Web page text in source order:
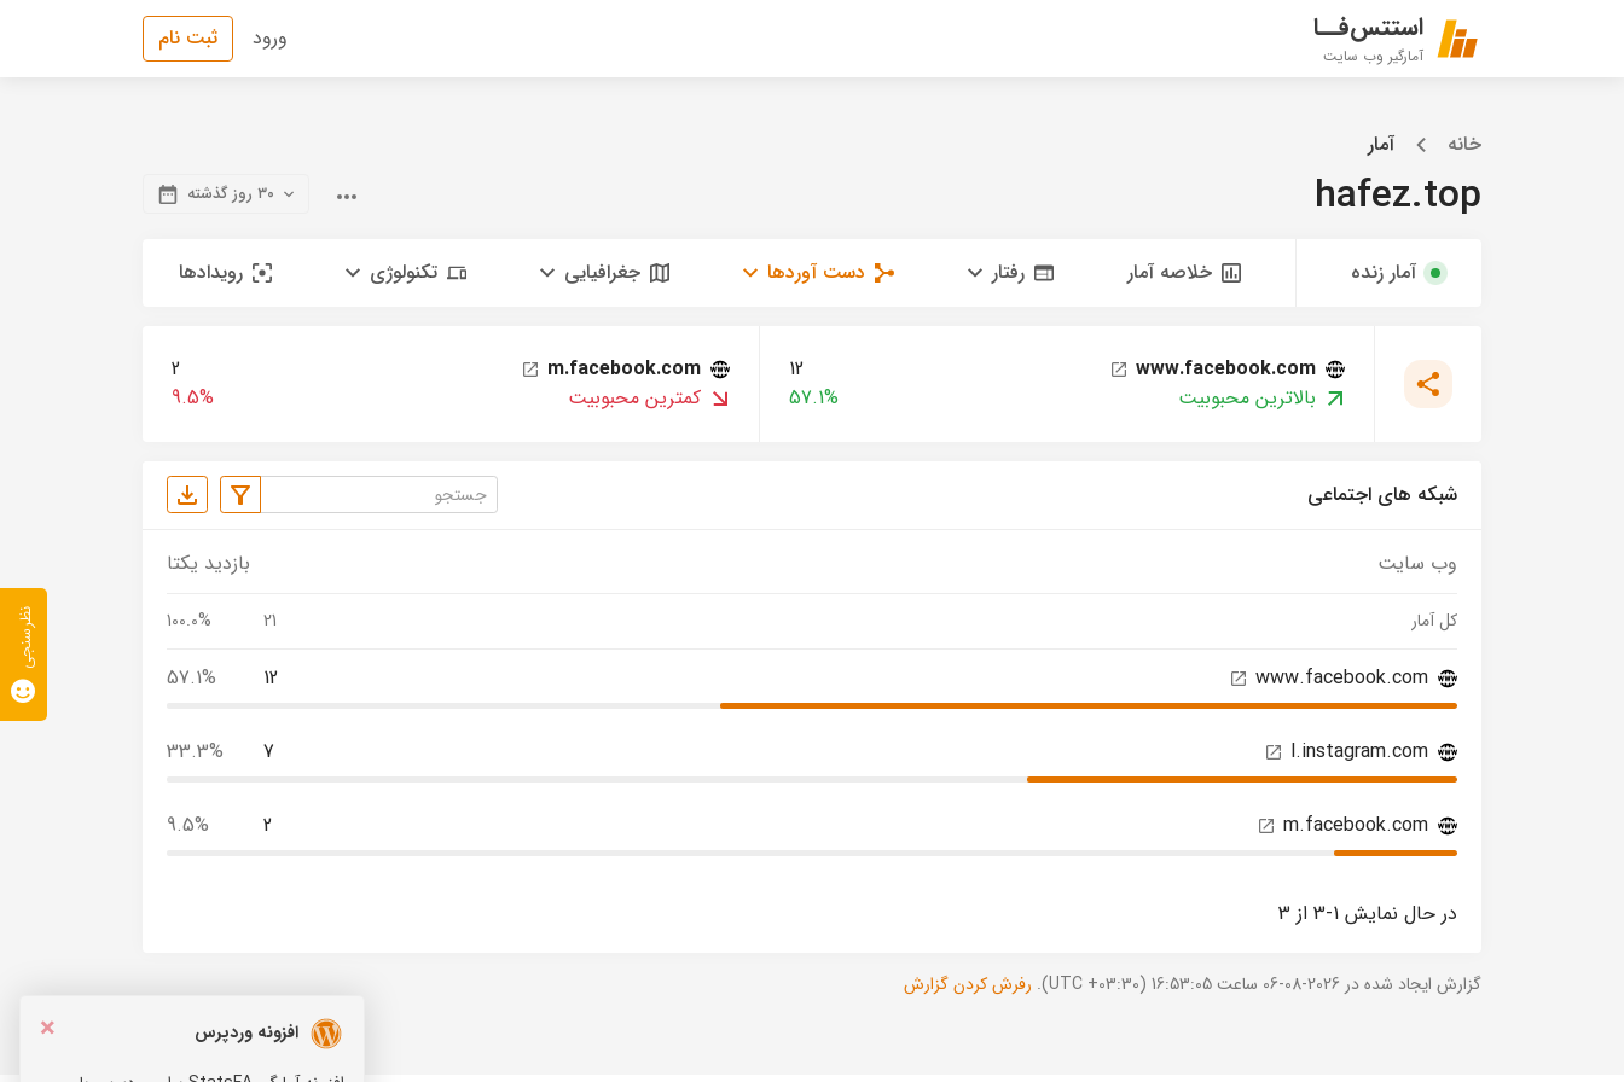
استتس‌فــا
آمارگیر وب سایت
ورود ثبت نام
خانه آمار
hafez.top ۳۰ روز گذشته
آمار زنده خلاصه آمار رفتار دست آوردها جغرافیایی تکنولوژی رویدادها
www.facebook.com
12
بالاترین محبوبیت
57.1%
m.facebook.com
2
کمترین محبوبیت
9.5%
شبکه های اجتماعی
وب سایت بازدید یکتا
کل آمار 21
100.0%
www.facebook.com
12
57.1%
l.instagram.com
7
33.3%
m.facebook.com
2
9.5%
در حال نمایش 1-3 از 3
گزارش ایجاد شده در 2026-08-06 ساعت 16:53:05 (UTC +03:30). رفرش کردن گزارش
×
افزونه وردپرس
نظرسنجی